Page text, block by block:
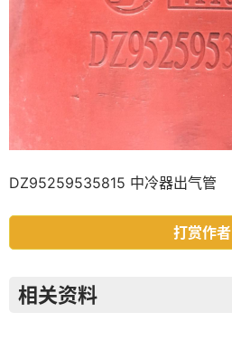
DZ95259535815 中冷器出气管
打赏作者
相关资料